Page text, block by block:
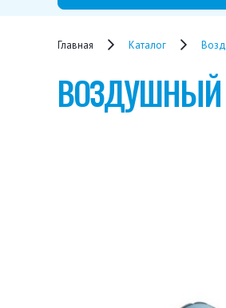
Главная Каталог